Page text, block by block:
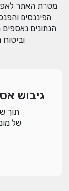
מטרת האתר
הפיננסים
הנתונים
גיבוש
תוך
של